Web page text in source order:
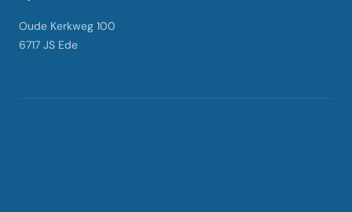
Oude Kerkweg 100
6717 JS Ede